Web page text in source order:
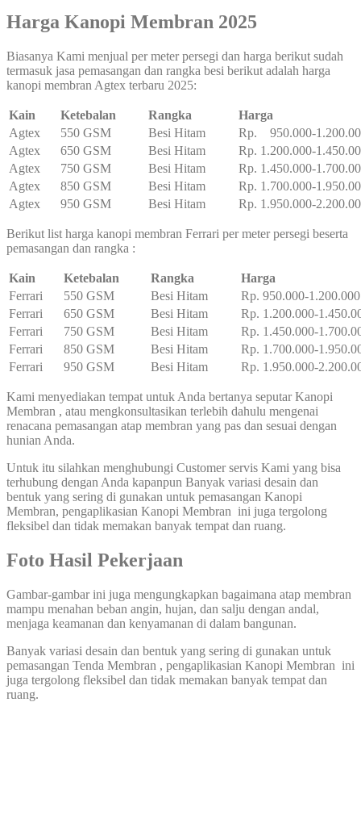
Harga Kanopi Membran 2025
Biasanya Kami menjual per meter persegi dan harga berikut sudah
termasuk jasa pemasangan dan rangka besi berikut adalah harga
kanopi membran Agtex terbaru 2025:
Kain Ketebalan Rangka
Harga
Agtex
550 GSM Besi Hitam
Rp. 950.000-
Agtex
650 GSM Besi Hitam
Rp. 1.200.000-
Agtex
750 GSM Besi Hitam
Rp. 1.450.000-
Agtex
850 GSM Besi Hitam
Rp. 1.700.000-
Agtex
950 GSM Besi Hitam Rp. 1.950.000-
Berikut list harga kanopi membran Ferrari per meter persegi beserta
pemasangan dan rangka :
Kain Ketebalan Rangka
Harga
Ferrari
550 GSM Besi Hitam
Rp. 950.000-1.200.000
Ferrari
650 GSM Besi Hitam
Rp. 1.200.000-
Ferrari
750 GSM Besi Hitam
Rp. 1.450.000-
Ferrari
850 GSM Besi Hitam
Rp. 1.700.000-
Ferrari
950 GSM Besi Hitam Rp. 1.950.000-
Kami menyediakan tempat untuk Anda bertanya seputar Kanopi
Membran , atau mengkonsultasikan terlebih dahulu mengenai
renacana pemasangan atap membran yang pas dan sesuai dengan
hunian Anda.
Untuk itu silahkan menghubungi Customer servis Kami yang bisa
terhubung dengan Anda kapanpun Banyak variasi desain dan
bentuk yang sering di gunakan untuk pemasangan Kanopi
Membran, pengaplikasian Kanopi Membran ini juga tergolong
fleksibel dan tidak memakan banyak tempat dan ruang.
Foto Hasil Pekerjaan
Gambar-gambar ini juga mengungkapkan bagaimana atap membran
mampu menahan beban angin, hujan, dan salju dengan andal,
menjaga keamanan dan kenyamanan di dalam bangunan.
Banyak variasi desain dan bentuk yang sering di gunakan untuk
pemasangan Tenda Membran , pengaplikasian Kanopi Membran ini
juga tergolong fleksibel dan tidak memakan banyak tempat dan
ruang.